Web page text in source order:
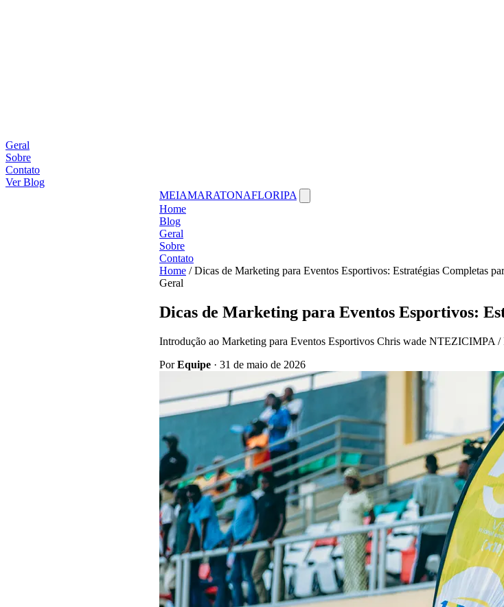
Geral
Sobre
Contato
Ver Blog
MEIAMARATONAFLORIPA
Home
Blog
Geral
Sobre
Contato
Home / Dicas de Marketing para Eventos Esportivos: Estratégias Completas
Geral
Dicas de Marketing para Eventos Esportivos:
Introdução ao Marketing para Eventos Esportivos Chris wade NTEZICIMPA /
PorEquipe · 31 de maio de 2026